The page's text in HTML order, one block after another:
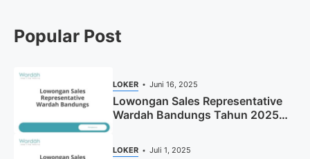
Popular Post
LOKER Juni 16, 2025
Lowongan Sales Representative
Wardah Bandungs Tahun 2025
LOKER Juli 1, 2025